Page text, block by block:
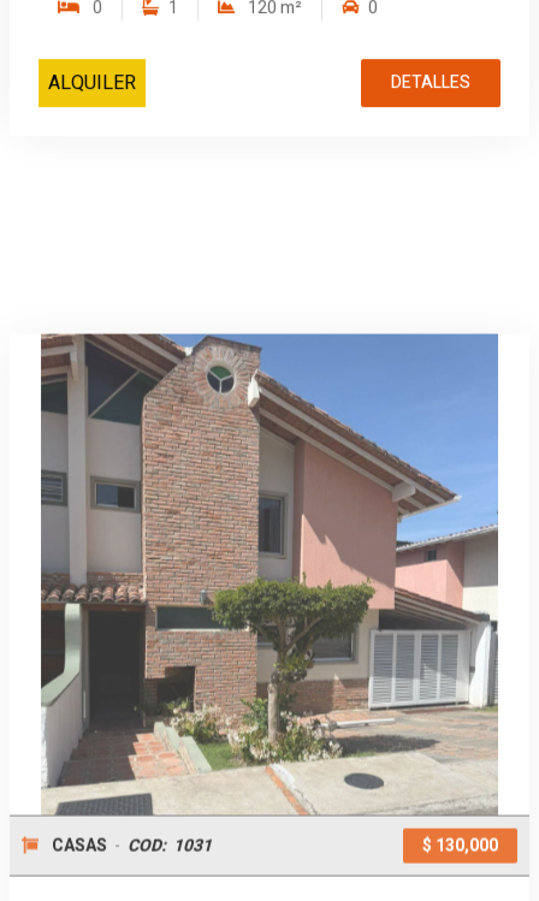
ALQUILER DETALLES
CASAS COD:1031 $ 130,000
Casa En Venta - La Pedregosa
Media - Res. Piedra Magica - Mérida
- Estado Mérida
Mérida
La Pedregosa Media